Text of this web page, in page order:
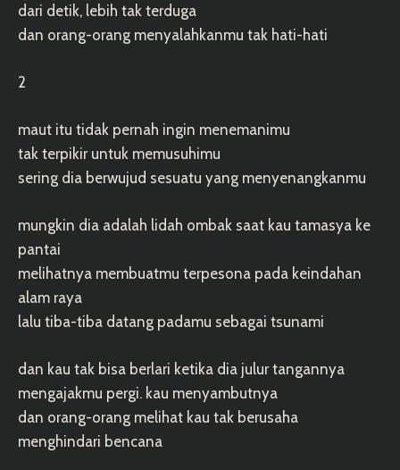
dari detik, lebih tak terduga
dan orang-orang menyalahkanmu tak hati-hati
2
maut itu tidak pernah ingin menemanimu
tak terpikir untuk memusuhimu
sering dia berwujud sesuatu yang menyenangkanmu
mungkin dia adalah lidah ombak saat kau tamasya ke
pantai
melihatnya membuatmu terpesona pada keindahan
alam raya
lalu tiba-tiba datang padamu sebagai tsunami
dan kau tak bisa berlari ketika dia julur tangannya
mengajakmu pergi. kau menyambutnya
dan orang-orang melihat kau tak berusaha
menghindari bencana